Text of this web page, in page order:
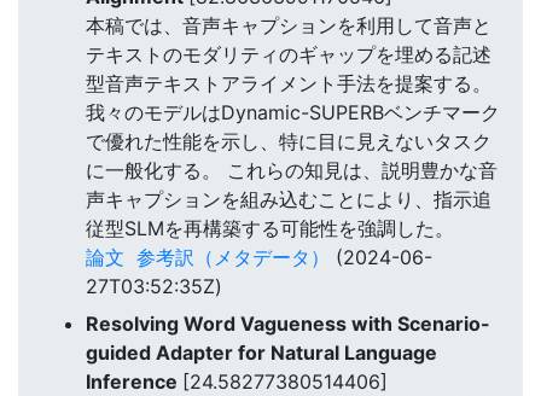
本稿では、音声キャプションを利用して音声と
テキストのモダリティのギャップを埋める記述
型音声テキストアライメント手法を提案する。
我々のモデルはDynamic-SUPERBベンチマーク
で優れた性能を示し、特に目に見えないタスク
に一般化する。 これらの知見は、説明豊かな音
声キャプションを組み込むことにより、指示追
従型SLMを再構築する可能性を強調した。
論文 参考訳（メタデータ）
(2024-06-
27T03:52:35Z)
Resolving Word Vagueness with Scenario-
guided Adapter for Natural Language
Inference [24.58277380514406]